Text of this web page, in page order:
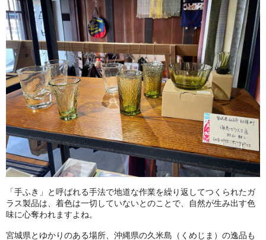
「手ふき」と呼ばれる手法で地道な作業を繰り返してつくられたガ
ラス製品は、着色は一切していないとのことで、自然が生み出す色
味に心奪われますよね。
宮城県とゆかりのある場所、沖縄県の久米島（くめじま）の逸品も